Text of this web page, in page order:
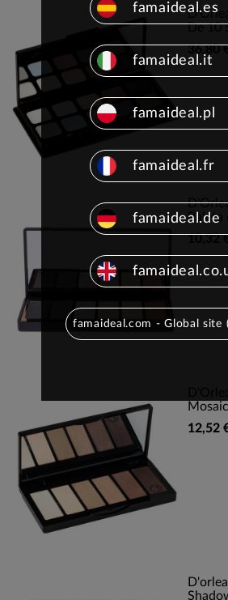
De 10
36,80
Paleta
10,32
12,52
famaideal.es
famaideal.it
famaideal.pl
famaideal.fr
famaideal.de
famaideal.com - Global site